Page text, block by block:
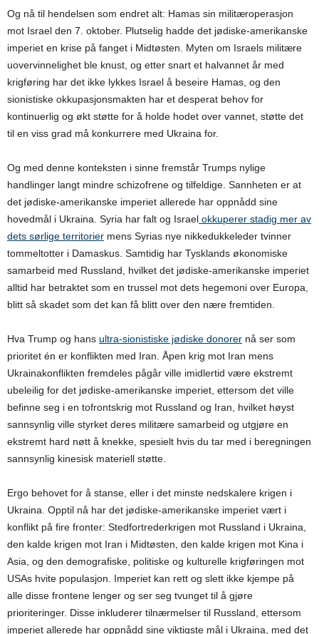
Og nå til hendelsen som endret alt: Hamas sin militæroperasjon
mot Israel den 7. oktober. Plutselig hadde det jødiske-amerikanske
imperiet en krise på fanget i Midtøsten. Myten om Israels militære
uovervinnelighet ble knust, og etter snart et halvannet år med
krigføring har det ikke lykkes Israel å beseire Hamas, og den
sionistiske okkupasjonsmakten har et desperat behov for
kontinuerlig og økt støtte for å holde hodet over vannet, støtte det
til en viss grad må konkurrere med Ukraina for.
Og med denne konteksten i sinne fremstår Trumps nylige
handlinger langt mindre schizofrene og tilfeldige. Sannheten er at
det jødiske-amerikanske imperiet allerede har oppnådd sine
hovedmål i Ukraina. Syria har falt og Israel okkuperer stadig mer av
dets sørlige territorier mens Syrias nye nikkedukkeleder tvinner
tommeltotter i Damaskus. Samtidig har Tysklands økonomiske
samarbeid med Russland, hvilket det jødiske-amerikanske imperiet
alltid har betraktet som en trussel mot dets hegemoni over Europa,
blitt så skadet som det kan få blitt over den nære fremtiden.
Hva Trump og hans ultra-sionistiske jødiske donorer nå ser som
prioritet én er konflikten med Iran. Åpen krig mot Iran mens
Ukrainakonflikten fremdeles pågår ville imidlertid være ekstremt
ubeleilig for det jødiske-amerikanske imperiet, ettersom det ville
befinne seg i en tofrontskrig mot Russland og Iran, hvilket høyst
sannsynlig ville styrket deres militære samarbeid og utgjøre en
ekstremt hard nøtt å knekke, spesielt hvis du tar med i beregningen
sannsynlig kinesisk materiell støtte.
Ergo behovet for å stanse, eller i det minste nedskalere krigen i
Ukraina. Opptil nå har det jødiske-amerikanske imperiet vært i
konflikt på fire fronter: Stedfortrederkrigen mot Russland i Ukraina,
den kalde krigen mot Iran i Midtøsten, den kalde krigen mot Kina i
Asia, og den demografiske, politiske og kulturelle krigføringen mot
USAs hvite populasjon. Imperiet kan rett og slett ikke kjempe på
alle disse frontene lenger og ser seg tvunget til å gjøre
prioriteringer. Disse inkluderer tilnærmelser til Russland, ettersom
imperiet allerede har oppnådd sine viktigste mål i Ukraina, med det